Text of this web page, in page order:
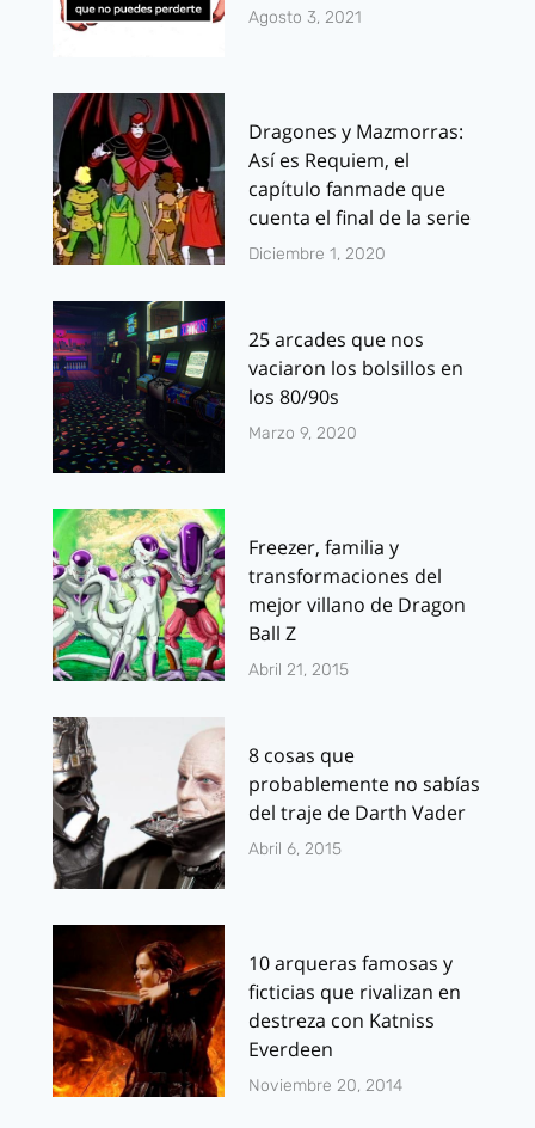
Agosto 3, 2021
Dragones y Mazmorras:
Así es Requiem, el
capítulo fanmade que
cuenta el final de la serie
Diciembre 1, 2020
25 arcades que nos
vaciaron los bolsillos en
los 80/90s
Marzo 9, 2020
Freezer, familia y
transformaciones del
mejor villano de Dragon
Ball Z
Abril 21, 2015
8 cosas que
probablemente no sabías
del traje de Darth Vader
Abril 6, 2015
10 arqueras famosas y
ficticias que rivalizan en
destreza con Katniss
Everdeen
Noviembre 20, 2014